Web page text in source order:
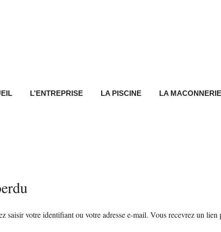
L’ENTREPRISE LA PISCINE LA MACONNERIE
saisir votre identifiant ou votre adresse e-mail. Vous recevrez un